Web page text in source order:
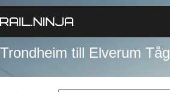
Trondheim till Elverum Tåg